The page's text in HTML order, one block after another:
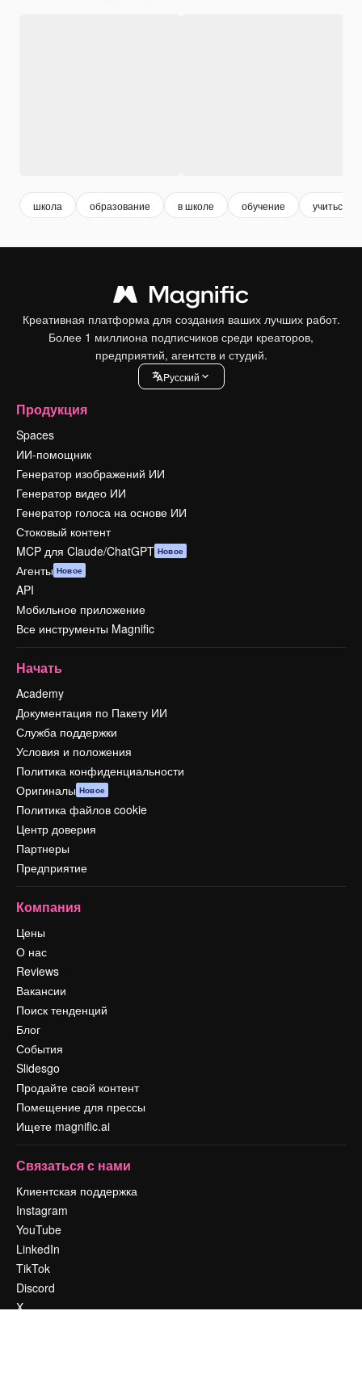
школа образование в школе обучение учиться
Креативная платформа для создания ваших лучших работ.
Более 1 миллиона подписчиков среди креаторов,
предприятий, агентств и студий.
Pусский
Продукция
Spaces
ИИ-помощник
Генератор изображений ИИ
Генератор видео ИИ
Генератор голоса на основе ИИ
Стоковый контент
MCP для Claude/ChatGPT Новое
Агенты Новое
API
Мобильное приложение
Все инструменты Magnific
Начать
Academy
Документация по Пакету ИИ
Служба поддержки
Условия и положения
Политика конфиденциальности
Оригиналы Новое
Политика файлов cookie
Центр доверия
Партнеры
Предприятие
Компания
Цены
О нас
Reviews
Вакансии
Поиск тенденций
Блог
События
Slidesgo
Продайте свой контент
Помещение для прессы
Ищете magnific.ai
Связаться с нами
Клиентская поддержка
Instagram
YouTube
LinkedIn
TikTok
Discord
X